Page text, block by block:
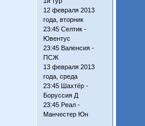
12 февраля 2013
года, вторник
23:45 Селтик -
Ювентус
23:45 Валенсия -
ПСЖ
13 февраля 2013
года, среда
23:45 Шахтёр -
Боруссия Д
23:45 Реал -
Манчестер Юн